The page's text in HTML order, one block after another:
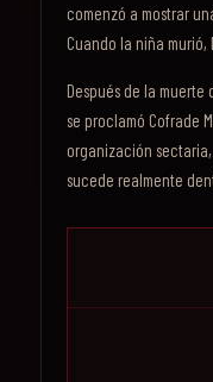
comenzó a mostrar
Cuando la niña
Después de la muerte
se proclamó Cofrade
organización
sucede realmente